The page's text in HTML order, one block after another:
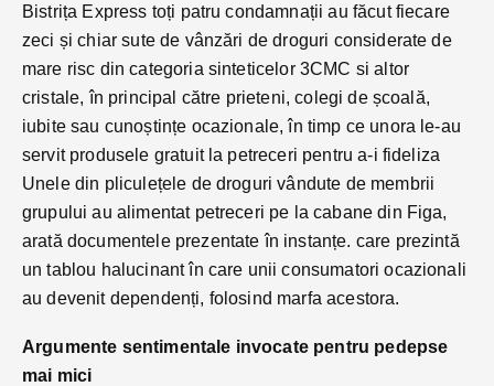
Bistrița Express toți patru condamnații au făcut fiecare
zeci și chiar sute de vânzări de droguri considerate de
mare risc din categoria sinteticelor 3CMC si altor
cristale, în principal către prieteni, colegi de școală,
iubite sau cunoștințe ocazionale, în timp ce unora le-au
servit produsele gratuit la petreceri pentru a-i fideliza
Unele din pliculețele de droguri vândute de membrii
grupului au alimentat petreceri pe la cabane din Figa,
arată documentele prezentate în instanțe. care prezintă
un tablou halucinant în care unii consumatori ocazionali
au devenit dependenți, folosind marfa acestora.
Argumente sentimentale invocate pentru pedepse
mai mici